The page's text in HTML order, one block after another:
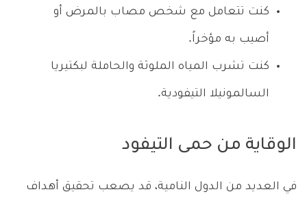
كنت تتعامل مع شخص مصاب بالمرض أو
أصيب به مؤخراً.
كنت تشرب المياه الملوثة والحاملة لبكتيريا
السالمونيلا التيفودية.
الوقاية من حمى التيفود
في العديد من الدول النامية، قد يصعب تحقيق أهداف